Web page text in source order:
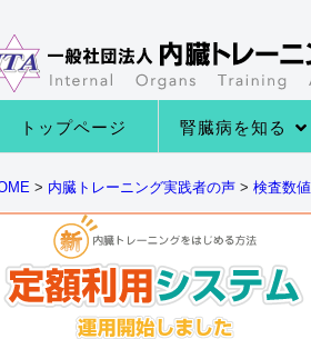
トップページ 腎臓病を知る
> 内臓トレーニング実践者の声 > 検査数